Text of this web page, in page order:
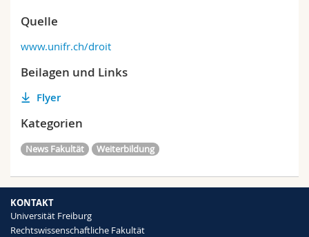
Quelle
www.unifr.ch/droit
Beilagen und Links
Flyer
Kategorien
News Fakultät Weiterbildung
KONTAKT
Universität Freiburg
Rechtswissenschaftliche Fakultät